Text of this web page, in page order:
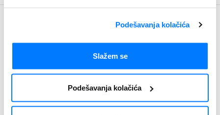
Podešavanja kolačića
Slažem se
Podešavanja kolačića
Newsletter